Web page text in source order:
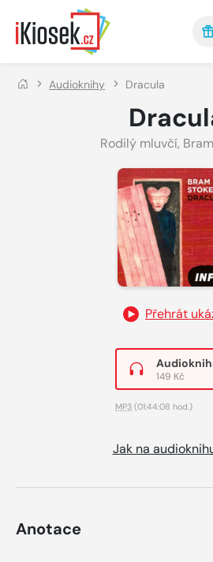
Přejít na hlavní obsah
Audioknihy Dracula
Rodilý mluvčí,
Přehrát
149 Kč
MP3 (01:44:08 hod.)
Jak na
Anotace